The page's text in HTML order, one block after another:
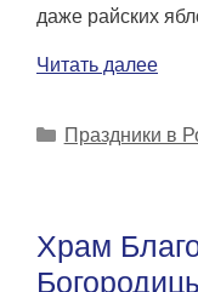
даже райских
Читать далее
Рубрики
Праздники в
Храм